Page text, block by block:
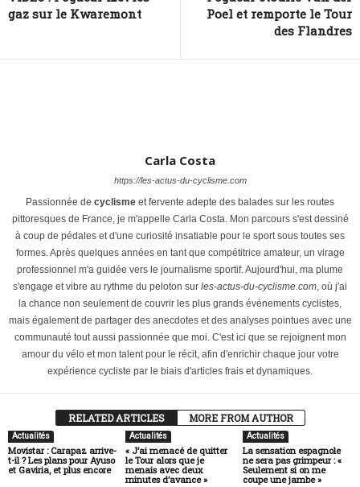
gaz sur le Kwaremont
Poel et remporte le Tour
des Flandres
Carla Costa
https://les-actus-du-cyclisme.com
Passionnée de cyclisme et fervente adepte des balades sur les routes
pittoresques de France, je m'appelle Carla Costa. Mon parcours s'est dessiné
à coup de pédales et d'une curiosité insatiable pour le sport sous toutes ses
formes. Après quelques années en tant que compétitrice amateur, un virage
professionnel m'a guidée vers le journalisme sportif. Aujourd'hui, ma plume
s'engage et vibre au rythme du peloton sur les-actus-du-cyclisme.com, où j'ai
la chance non seulement de couvrir les plus grands événements cyclistes,
mais également de partager des anecdotes et des analyses pointues avec une
communauté tout aussi passionnée que moi. C'est ici que se rejoignent mon
amour du vélo et mon talent pour le récit, afin d'enrichir chaque jour votre
expérience cycliste par le biais d'articles frais et dynamiques.
RELATED ARTICLES MORE FROM AUTHOR
Actualités
Movistar : Carapaz arrive-
t-il ? Les plans pour Ayuso
et Gaviria, et plus encore
Actualités
« J’ai menacé de quitter
le Tour alors que je
menais avec deux
minutes d’avance »
Actualités
La sensation espagnole
ne sera pas grimpeur : «
Seulement si on me
coupe une jambe »